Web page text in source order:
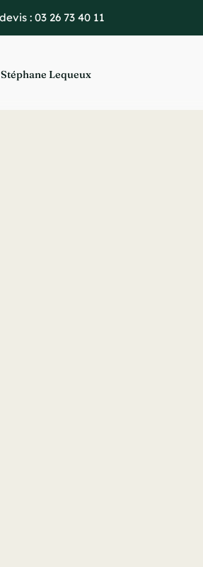
: 03 26 73 40 11
Stéphane Lequeux